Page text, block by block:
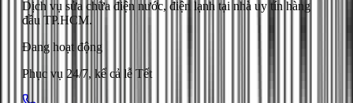
Dịch vụ sửa chữa điện nước, điện lạnh tại nhà uy tín hàng
đầu TP.HCM.
Đang hoạt động
Phục vụ 24/7, kể cả lễ Tết